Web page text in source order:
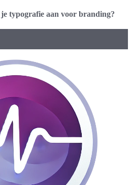
je typografie aan voor branding?